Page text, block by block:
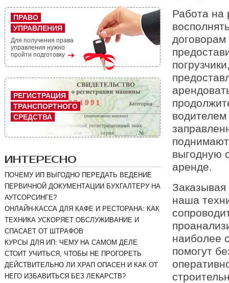
Работа на
водителем
выгодную
аренде.
наша
наиболее
помогут
ПРАВО
УПРАВЛЕНИЯ
Для получения права
управления нужно
пройти подготовку
РЕГИСТРАЦИЯ
ТРАНСПОРТНОГО
СРЕДСТВА
ИНТЕРЕСНО
ПОЧЕМУ ИП ВЫГОДНО ПЕРЕДАТЬ ВЕДЕНИЕ
ПЕРВИЧНОЙ ДОКУМЕНТАЦИИ БУХГАЛТЕРУ НА
АУТСОРСИНГЕ?
ОНЛАЙН-КАССА ДЛЯ КАФЕ И РЕСТОРАНА: КАК
ТЕХНИКА УСКОРЯЕТ ОБСЛУЖИВАНИЕ И
СПАСАЕТ ОТ ШТРАФОВ
КУРСЫ ДЛЯ ИП: ЧЕМУ НА САМОМ ДЕЛЕ
СТОИТ УЧИТЬСЯ, ЧТОБЫ НЕ ПРОГОРЕТЬ
ДЕЙСТВИТЕЛЬНО ЛИ ХРАП ОПАСЕН И КАК ОТ
НЕГО ИЗБАВИТЬСЯ БЕЗ ЛЕКАРСТВ?